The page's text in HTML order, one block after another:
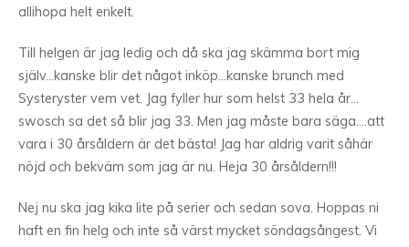
allihopa helt enkelt.
Till helgen är jag ledig och då ska jag skämma bort mig
själv…kanske blir det något inköp…kanske brunch med
Systeryster vem vet. Jag fyller hur som helst 33 hela år…
swosch sa det så blir jag 33. Men jag måste bara säga….att
vara i 30 årsåldern är det bästa! Jag har aldrig varit såhär
nöjd och bekväm som jag är nu. Heja 30 årsåldern!!!
Nej nu ska jag kika lite på serier och sedan sova. Hoppas ni
haft en fin helg och inte så värst mycket söndagsångest. Vi